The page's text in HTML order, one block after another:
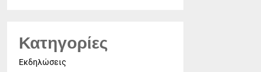
Κατηγορίες
Εκδηλώσεις